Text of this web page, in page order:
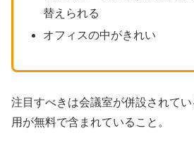
替えられる
オフィスの中がきれい
注目すべきは会議室が併設されて
用が無料で含まれていること。